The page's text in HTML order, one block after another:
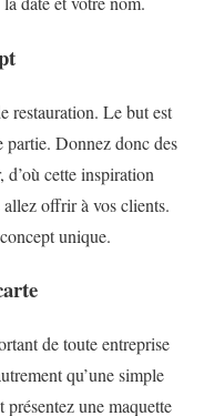
restauration. Le but est
partie. Donnez donc des
d’où cette inspiration
offrir à vos clients.
unique.
de toute entreprise
qu’une simple
une maquette